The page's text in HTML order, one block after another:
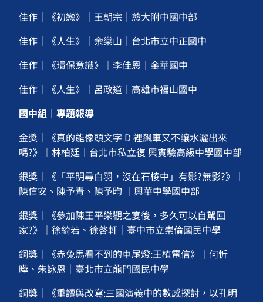
佳作｜《初戀》｜王朝宗｜慈大附中國中部
佳作｜《人生》｜余樂山｜台北市立中正國中
佳作｜《環保意識》｜李佳恩｜金華國中
佳作｜《人生》｜呂政道｜高雄市福山國中
國中組｜專題報導
金獎｜《真的能像頭文字 D 裡飆車又不讓水灑出來
嗎?》｜林柏廷｜台北市私立復 興實驗高級中學國中部
銀獎｜《「平明尋白羽，沒在石棱中」有影?無影?》｜
陳信安、陳予青、陳予昀 ｜興華中學國中部
銀獎｜《參加陳王平樂觀之宴後，多久可以自駕回
家?》｜徐綺若、徐啓軒｜臺中市立崇倫國民中學
銅獎｜《赤兔馬看不到的車尾燈:王植電信》｜何忻
曄、朱詠恩｜臺北市立龍門國民中學
銅獎｜《重讀與改寫:三國演義中的數感探討，以孔明